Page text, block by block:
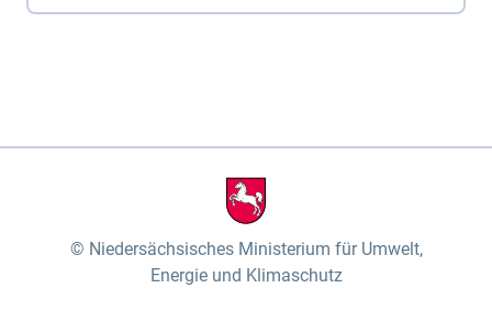
Niedersächsisches Ministerium für Umwelt,
Energie und Klimaschutz